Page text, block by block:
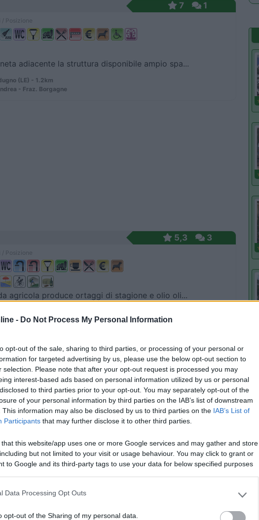
- Do Not Process My Personal Information
opt-out of the sale, sharing to third parties, or processing of your personal or
for targeted advertising by us, please use the below opt-out section to
selection. Please note that after your opt-out request is processed you may
interest-based ads based on personal information utilized by us or personal
to third parties prior to your opt-out. You may separately opt-out of the
of your personal information by third parties on the IAB’s list of downstream
This information may also be disclosed by us to third parties on the IAB’s List of
Participants that may further disclose it to other third parties.
that this website/app uses one or more Google services and may gather and store
but not limited to your visit or usage behaviour. You may click to grant or
to Google and its third-party tags to use your data for below specified purposes
Data Processing Opt Outs
opt-out of the Sharing of my personal data.
7 1
adiacente la struttura disponibile ampio spa...
(LE) - 1.2km
- Fraz. Borgagne
5,3 3
agricola produce ortaggi di stagione e olio oli...
Melendugno - Fraz. Torre dell'Orso
Posizione
con 45 piazzole su erba (poca ombra). Pianeggi...
(LE) - 3.5km
7,9 48
Posizione